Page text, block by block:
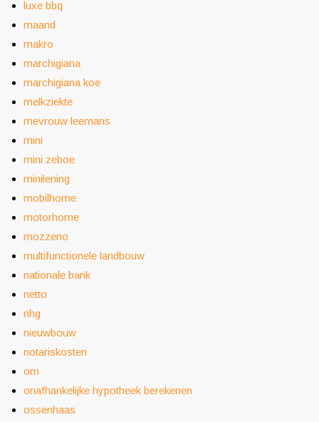
luxe bbq
maand
makro
marchigiana
marchigiana koe
melkziekte
mevrouw leemans
mini
mini zeboe
minilening
mobilhome
motorhome
mozzeno
multifunctionele landbouw
nationale bank
netto
nhg
nieuwbouw
notariskosten
om
onafhankelijke hypotheek berekenen
ossenhaas